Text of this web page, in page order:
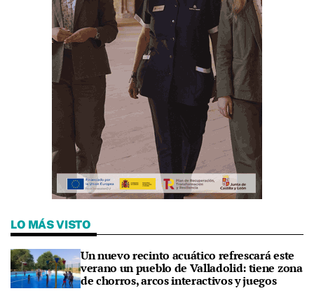
LO MÁS VISTO
Un nuevo recinto acuático refrescará este
verano un pueblo de Valladolid: tiene zona
de chorros, arcos interactivos y juegos